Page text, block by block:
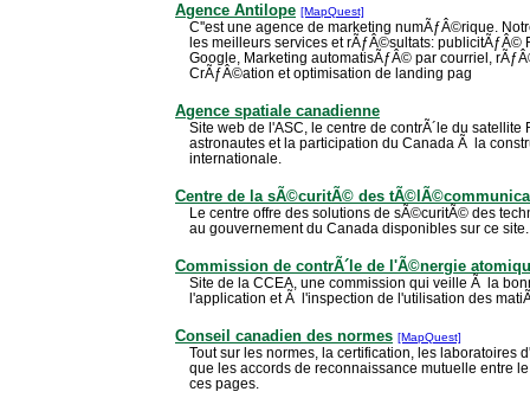
Agence Antilope [MapQuest]
C''est une agence de marketing numÃƒÂ©rique.
les meilleurs services et rÃƒÂ©sultats: publicitÃƒÂ©
Google, Marketing automatisÃƒÂ© par courriel,
CrÃƒÂ©ation et optimisation de landing pag
Agence spatiale canadienne
Site web de l'ASC, le centre de contrÃ´le du satellite
astronautes et la participation du Canada Ã la
internationale.
Centre de la sÃ©curitÃ© des
Le centre offre des solutions de sÃ©curitÃ© des
au gouvernement du Canada disponibles sur ce site.
Commission de contrÃ´le de l'Ã©nergie
Site de la CCEA, une commission qui veille Ã la
l'application et Ã l'inspection de l'utilisation des
Conseil canadien des normes [MapQuest]
Tout sur les normes, la certification, les laboratoires
que les accords de reconnaissance mutuelle entre
ces pages.